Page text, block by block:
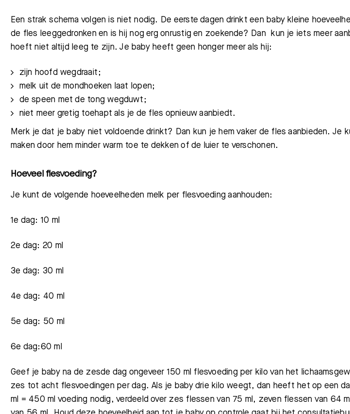
Een strak schema volgen is niet nodig. De eerste dagen drinkt een baby kleine
de fles leeggedronken en is hij nog erg onrustig en zoekende? Dan kun je iets meer
hoeft niet altijd leeg te zijn. Je baby heeft geen honger meer als hij:
zijn hoofd wegdraait;
melk uit de mondhoeken laat lopen;
de speen met de tong wegduwt;
niet meer gretig toehapt als je de fles opnieuw aanbiedt.
Merk je dat je baby niet voldoende drinkt? Dan kun je hem vaker de fles aanbieden. Je
maken door hem minder warm toe te dekken of de luier te verschonen.
Hoeveel flesvoeding?
Je kunt de volgende hoeveelheden melk per flesvoeding aanhouden:
1e dag: 10 ml
2e dag: 20 ml
3e dag: 30 ml
4e dag: 40 ml
5e dag: 50 ml
6e dag:60 ml
Geef je baby na de zesde dag ongeveer 150 ml flesvoeding per kilo van het
zes tot acht flesvoedingen per dag. Als je baby drie kilo weegt, dan heeft het op een
ml = 450 ml voeding nodig, verdeeld over zes flessen van 75 ml, zeven flessen van 64